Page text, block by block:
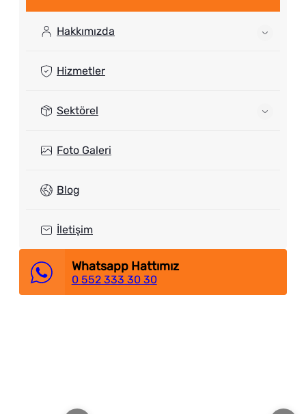
Hakkımızda
Hizmetler
Sektörel
Foto Galeri
Blog
İletişim
Whatsapp Hattımız
0 552 333 30 30